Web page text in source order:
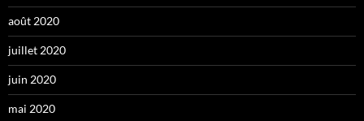
août 2020
juillet 2020
juin 2020
mai 2020